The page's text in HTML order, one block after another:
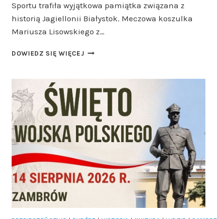
Sportu trafiła wyjątkowa pamiątka związana z
historią Jagiellonii Białystok. Meczowa koszulka
Mariusza Lisowskiego z…
DOWIEDZ SIĘ WIĘCEJ HISTORYCZNA
TRAFIŁA
GALERII
BIAŁOSTOCKIEGO
SPORTU.
TO
SPRZED
BLISKO
40